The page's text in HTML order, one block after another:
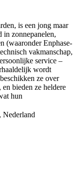
is een jong maar
in zonnepanelen,
(waaronder Enphase-
vakmanschap,
service –
wordt
ze over
bieden ze heldere
hun
Nederland